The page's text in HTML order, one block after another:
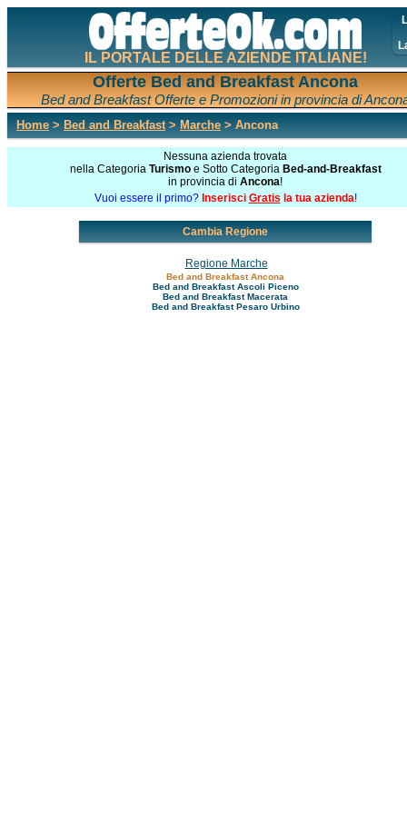
IL PORTALE DELLE AZIENDE ITALIANE!
Offerte Bed and Breakfast Ancona
Bed and Breakfast Offerte e Promozioni in provincia di
Home > Bed and Breakfast> Marche > Ancona
Nessuna azienda trovata
nella Categoria Turismoe Sotto Categoria Bed-and-Breakfast
in provincia di Ancona!
Vuoi essere il primo? Inserisci Gratis la tua azienda!
Cambia Regione
Regione Marche
Bed and Breakfast Ancona
Bed and Breakfast Ascoli Piceno
Bed and Breakfast Macerata
Bed and Breakfast Pesaro Urbino